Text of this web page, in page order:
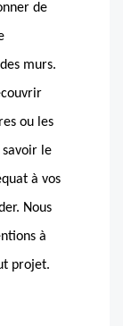
de
murs.
ou les
savoir le
à vos
Nous
à
projet.